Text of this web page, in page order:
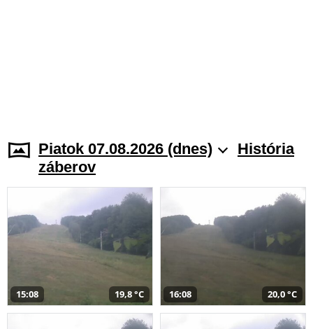
Piatok 07.08.2026 (dnes)
História
záberov
15:08 19,8 °C 16:08 20,0 °C